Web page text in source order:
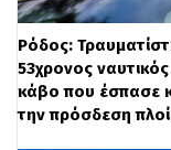
κατολίσθηση
Παλαιό
κάποιοι
Ρόδος:
53χρονος
κάβο που έσπασε
την πρόσδεση